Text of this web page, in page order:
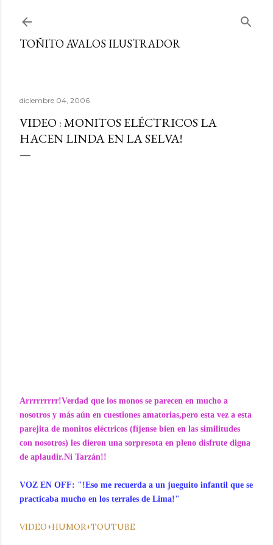
TOÑITO AVALOS ILUSTRADOR
diciembre 04, 2006
VIDEO : MONITOS ELÉCTRICOS LA
HACEN LINDA EN LA SELVA!
Arrrrrrrrr!Verdad que los monos se parecen en mucho a
nosotros y más aún en cuestiones amatorias,pero esta vez a esta
parejita de monitos eléctricos (fíjense bien en las similitudes
con nosotros) les dieron una sorpresota en pleno disfrute digna
de aplaudir.Ni Tarzán!!
VOZ EN OFF: "!Eso me recuerda a un jueguito infantil que se
practicaba mucho en los terrales de Lima!"
VIDEO+HUMOR+TOUTUBE